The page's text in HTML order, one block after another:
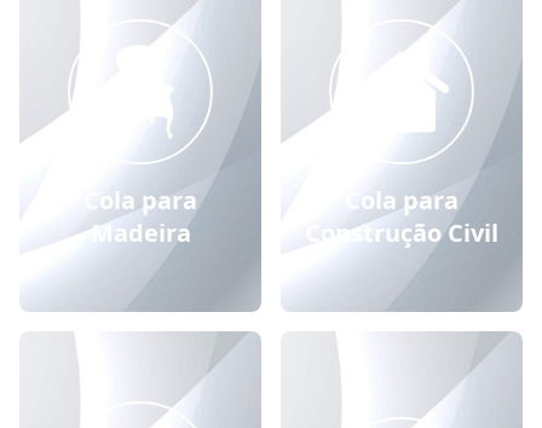
Cola para
Madeira
Cola para
Construção Civil